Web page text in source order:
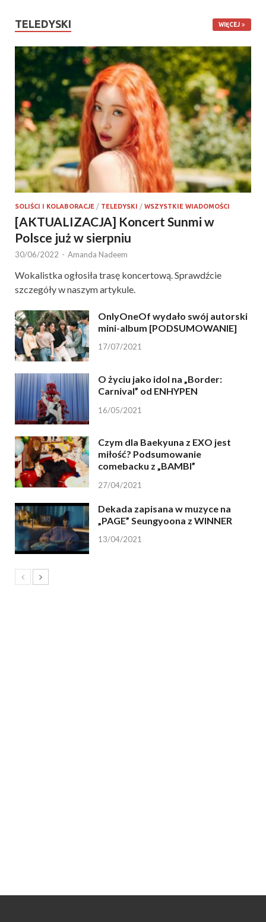
TELEDYSKI WIĘCEJ
SOLIŚCI I KOLABORACJE / TELEDYSKI / WSZYSTKIE WIADOMOŚCI
[AKTUALIZACJA] Koncert Sunmi w
Polsce już w sierpniu
30/06/2022 - Amanda Nadeem
Wokalistka ogłosiła trasę koncertową. Sprawdźcie
szczegóły w naszym artykule.
OnlyOneOf wydało swój autorski
mini-album [PODSUMOWANIE]
17/07/2021
O życiu jako idol na „Border:
Carnival” od ENHYPEN
16/05/2021
Czym dla Baekyuna z EXO jest
miłość? Podsumowanie
comebacku z „BAMBI”
27/04/2021
Dekada zapisana w muzyce na
„PAGE” Seungyoona z WINNER
13/04/2021